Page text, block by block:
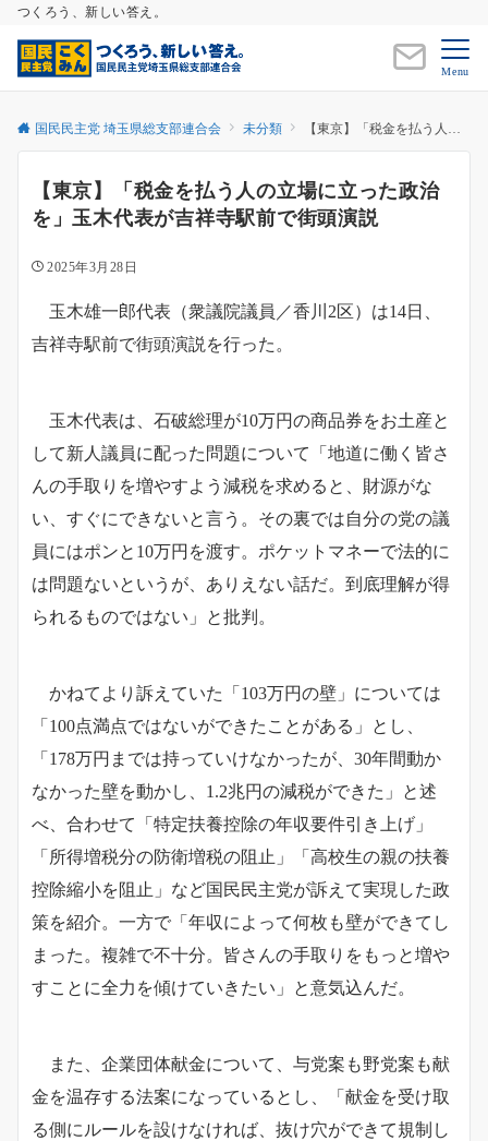
つくろう、新しい答え。
Menu
国民民主党 埼玉県総支部連合会 未分類 【東京】「税金を払う人の立場に立った政治を」玉木代表が吉祥寺駅前で街頭演説
【東京】「税金を払う人の立場に立った政治
を」玉木代表が吉祥寺駅前で街頭演説
2025年3月28日
玉木雄一郎代表（衆議院議員／香川2区）は14日、
吉祥寺駅前で街頭演説を行った。
玉木代表は、石破総理が10万円の商品券をお土産と
して新人議員に配った問題について「地道に働く皆さ
んの手取りを増やすよう減税を求めると、財源がな
い、すぐにできないと言う。その裏では自分の党の議
員にはポンと10万円を渡す。ポケットマネーで法的に
は問題ないというが、ありえない話だ。到底理解が得
られるものではない」と批判。
かねてより訴えていた「103万円の壁」については
「100点満点ではないができたことがある」とし、
「178万円までは持っていけなかったが、30年間動か
なかった壁を動かし、1.2兆円の減税ができた」と述
べ、合わせて「特定扶養控除の年収要件引き上げ」
「所得増税分の防衛増税の阻止」「高校生の親の扶養
控除縮小を阻止」など国民民主党が訴えて実現した政
策を紹介。一方で「年収によって何枚も壁ができてし
まった。複雑で不十分。皆さんの手取りをもっと増や
すことに全力を傾けていきたい」と意気込んだ。
また、企業団体献金について、与党案も野党案も献
金を温存する法案になっているとし、「献金を受け取
る側にルールを設けなければ、抜け穴ができて規制し